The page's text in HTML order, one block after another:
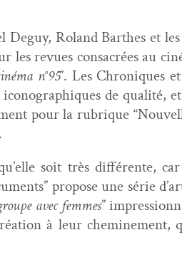
Roland Barthes et
revues con­sacrées au
n°95″. Les Chroniques
icono­graphiques de qual­ité,
pour la rubrique
soit très dif­férente,
pro­pose une série
avec femmes”
à leur chem­ine­ment,